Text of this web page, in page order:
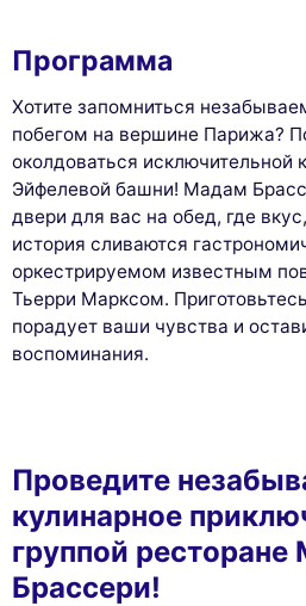
Программа
Хотите запомниться
побегом на вершине Парижа?
околдоваться исключительной
Эйфелевой башни! Мадам
двери для вас на обед, где
история сливаются
оркестрируемом известным
Тьерри Марксом.
порадует ваши чувства и
воспоминания.
Проведите
кулинарное
группой
Брассери!